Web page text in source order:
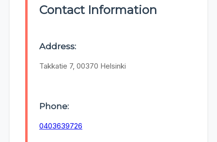
Contact Information
Address:
Takkatie 7, 00370 Helsinki
Phone:
0403639726